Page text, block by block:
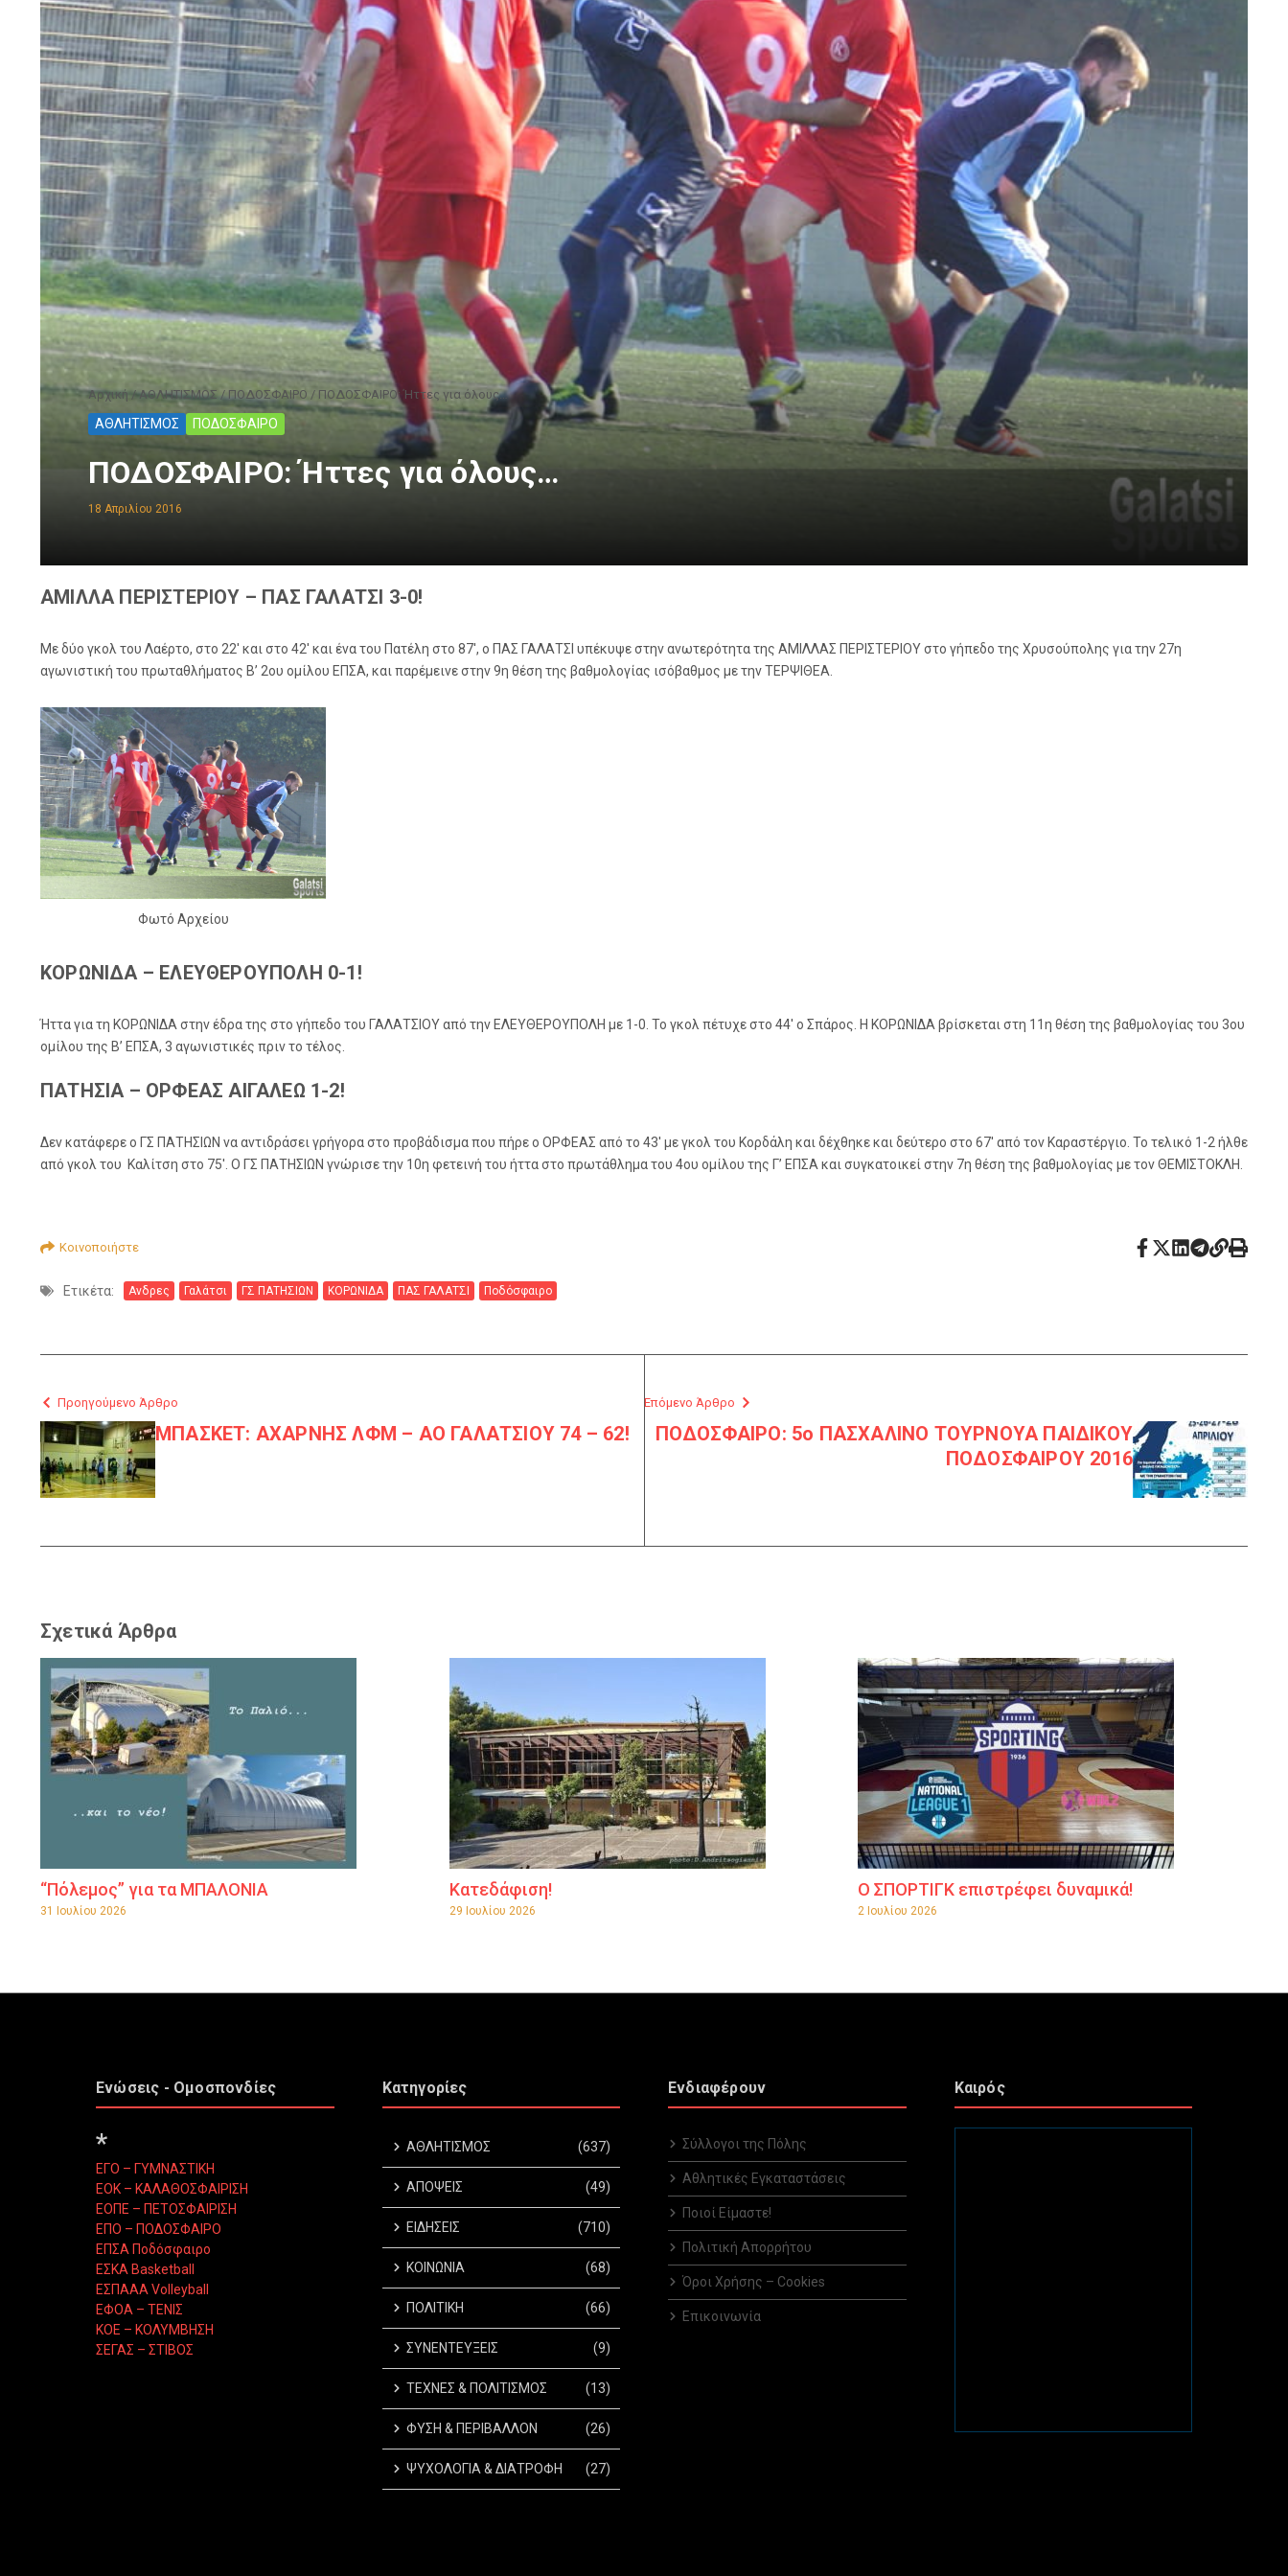
Αρχική/ΑΘΛΗΤΙΣΜΟΣ /ΠΟΔΟΣΦΑΙΡΟ / ΠΟΔΟΣΦΑΙΡΟ: Ήττες για όλους…
ΑΘΛΗΤΙΣΜΟΣ ΠΟΔΟΣΦΑΙΡΟ
ΠΟΔΟΣΦΑΙΡΟ: Ήττες για όλους…
18 Απριλίου 2016
ΑΜΙΛΛΑ ΠΕΡΙΣΤΕΡΙΟΥ – ΠΑΣ ΓΑΛΑΤΣΙ 3-0!
Με δύο γκολ του Λαέρτο, στο 22′ και στο 42′ και ένα του Πατέλη στο 87′, ο ΠΑΣ ΓΑΛΑΤΣΙ υπέκυψε στην ανωτερότητα της ΑΜΙΛΛΑΣ ΠΕΡΙΣΤΕΡΙΟΥ στο γήπεδο της Χρυσούπολης για την 27η
αγωνιστική του πρωταθλήματος Β’ 2ου ομίλου ΕΠΣΑ, και παρέμεινε στην 9η θέση της βαθμολογίας ισόβαθμος με την ΤΕΡΨΙΘΕΑ.
Φωτό Αρχείου
ΚΟΡΩΝΙΔΑ – ΕΛΕΥΘΕΡΟΥΠΟΛΗ 0-1!
Ήττα για τη ΚΟΡΩΝΙΔΑ στην έδρα της στο γήπεδο του ΓΑΛΑΤΣΙΟΥ από την ΕΛΕΥΘΕΡΟΥΠΟΛΗ με 1-0. Το γκολ πέτυχε στο 44′ ο Σπάρος. Η ΚΟΡΩΝΙΔΑ βρίσκεται στη 11η θέση της βαθμολογίας του 3ου
ομίλου της Β’ ΕΠΣΑ, 3 αγωνιστικές πριν το τέλος.
ΠΑΤΗΣΙΑ – ΟΡΦΕΑΣ ΑΙΓΑΛΕΩ 1-2!
Δεν κατάφερε ο ΓΣ ΠΑΤΗΣΙΩΝ να αντιδράσει γρήγορα στο προβάδισμα που πήρε ο ΟΡΦΕΑΣ από το 43′ με γκολ του Κορδάλη και δέχθηκε και δεύτερο στο 67′ από τον Καραστέργιο. Το τελικό 1-2 ήλθε
από γκολ του Καλίτση στο 75′. Ο ΓΣ ΠΑΤΗΣΙΩΝ γνώρισε την 10η φετεινή του ήττα στο πρωτάθλημα του 4ου ομίλου της Γ’ ΕΠΣΑ και συγκατοικεί στην 7η θέση της βαθμολογίας με τον ΘΕΜΙΣΤΟΚΛΗ.
Κοινοποιήστε
Ετικέτα: Ανδρες Γαλάτσι ΓΣ ΠΑΤΗΣΙΩΝ ΚΟΡΩΝΙΔΑ ΠΑΣ ΓΑΛΑΤΣΙ Ποδόσφαιρο
Προηγούμενο Άρθρο
ΜΠΑΣΚΕΤ: ΑΧΑΡΝΗΣ ΛΦΜ – ΑΟ ΓΑΛΑΤΣΙΟΥ 74 – 62!
Επόμενο Άρθρο
ΠΟΔΟΣΦΑΙΡΟ: 5ο ΠΑΣΧΑΛΙΝΟ ΤΟΥΡΝΟΥΑ ΠΑΙΔΙΚΟΥ
ΠΟΔΟΣΦΑΙΡΟΥ 2016
Σχετικά Άρθρα
“Πόλεμος” για τα ΜΠΑΛΟΝΙΑ
31 Ιουλίου 2026
Κατεδάφιση!
29 Ιουλίου 2026
Ο ΣΠΟΡΤΙΓΚ επιστρέφει δυναμικά!
2 Ιουλίου 2026
Ενώσεις - Ομοσπονδίες
*
ΕΓΟ – ΓΥΜΝΑΣΤΙΚΗ
ΕΟΚ – ΚΑΛΑΘΟΣΦΑΙΡΙΣΗ
ΕΟΠΕ – ΠΕΤΟΣΦΑΙΡΙΣΗ
ΕΠΟ – ΠΟΔΟΣΦΑΙΡΟ
ΕΠΣΑ Ποδόσφαιρο
ΕΣΚΑ Basketball
ΕΣΠΑΑΑ Volleyball
ΕΦΟΑ – ΤΕΝΙΣ
ΚΟΕ – ΚΟΛΥΜΒΗΣΗ
ΣΕΓΑΣ – ΣΤΙΒΟΣ
Κατηγορίες
ΑΘΛΗΤΙΣΜΟΣ (637)
ΑΠΟΨΕΙΣ (49)
ΕΙΔΗΣΕΙΣ (710)
ΚΟΙΝΩΝΙΑ (68)
ΠΟΛΙΤΙΚΗ (66)
ΣΥΝΕΝΤΕΥΞΕΙΣ (9)
ΤΕΧΝΕΣ & ΠΟΛΙΤΙΣΜΟΣ (13)
ΦΥΣΗ & ΠΕΡΙΒΑΛΛΟΝ (26)
ΨΥΧΟΛΟΓΙΑ & ΔΙΑΤΡΟΦΗ (27)
Ενδιαφέρουν
Σύλλογοι της Πόλης
Αθλητικές Εγκαταστάσεις
Ποιοί Είμαστε!
Πολιτική Απορρήτου
Όροι Χρήσης – Cookies
Επικοινωνία
Καιρός